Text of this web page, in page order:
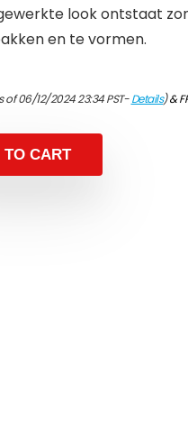
look ontstaat
en te vormen.
of 06/12/2024 23:34 PST-Details)&
TO CART